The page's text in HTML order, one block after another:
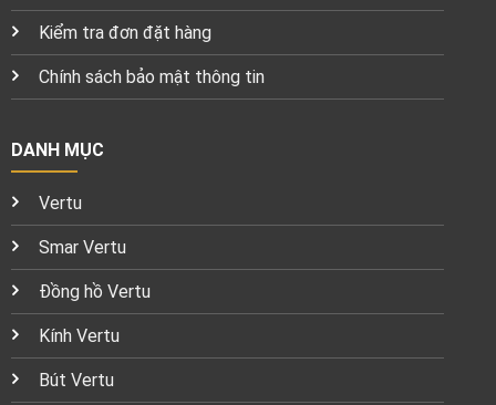
Kiểm tra đơn đặt hàng
Chính sách bảo mật thông tin
DANH MỤC
Vertu
Smar Vertu
Đồng hồ Vertu
Kính Vertu
Bút Vertu